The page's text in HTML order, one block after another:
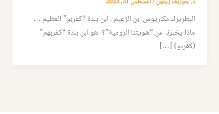
البطريرك مكاريوس ابن الزعيم ، ابن بلدة “كفربو” العظيم …
ماذا يخبرنا عن “هويتنا الرومية”؟ا هو ابن بلدة “كفربهم”
(كفربو) […]